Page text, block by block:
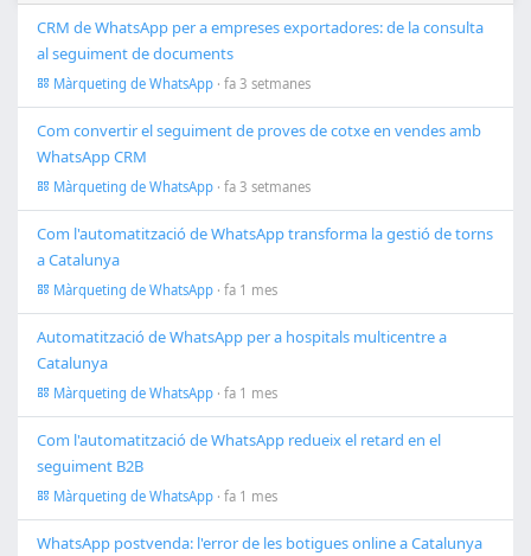
CRM de WhatsApp per a empreses exportadores: de la consulta
al seguiment de documents
Màrqueting de WhatsApp · fa 3 setmanes
Com convertir el seguiment de proves de cotxe en vendes amb
WhatsApp CRM
Màrqueting de WhatsApp · fa 3 setmanes
Com l'automatització de WhatsApp transforma la gestió de torns
a Catalunya
Màrqueting de WhatsApp · fa 1 mes
Automatització de WhatsApp per a hospitals multicentre a
Catalunya
Màrqueting de WhatsApp · fa 1 mes
Com l'automatització de WhatsApp redueix el retard en el
seguiment B2B
Màrqueting de WhatsApp · fa 1 mes
WhatsApp postvenda: l'error de les botigues online a Catalunya